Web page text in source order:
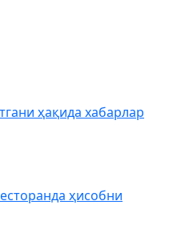
ҳақида хабарлар
ҳисобни